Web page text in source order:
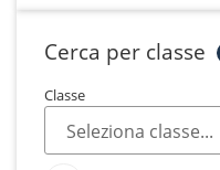
Cerca per classe
Classe